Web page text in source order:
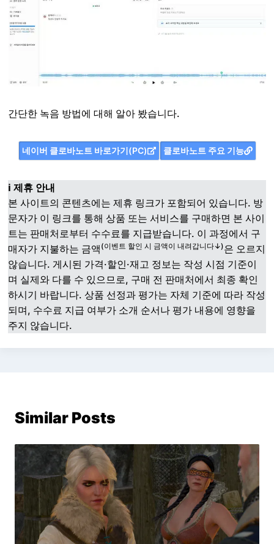
간단한 녹음 방법에 대해 알아 봤습니다.
네이버 클로바노트 바로가기(PC) 클로바노트 주요 기능
ℹ️ 제휴 안내
본 사이트의 콘텐츠에는 제휴 링크가 포함되어 있습니다. 방
문자가 이 링크를 통해 상품 또는 서비스를 구매하면 본 사이
트는 판매처로부터 수수료를 지급받습니다. 이 과정에서 구
매자가 지불하는 금액 (이벤트 할인 시 금액이 내려갑니다↓)은 오르지
않습니다. 게시된 가격·할인·재고 정보는 작성 시점 기준이
며 실제와 다를 수 있으므로, 구매 전 판매처에서 최종 확인
하시기 바랍니다. 상품 선정과 평가는 자체 기준에 따라 작성
되며, 수수료 지급 여부가 소개 순서나 평가 내용에 영향을
주지 않습니다.
Similar Posts